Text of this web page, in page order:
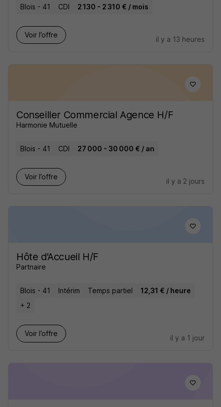
Blois - 41 CDI 2 130 - 2 310 € / mois
Voir l’offre
il y a 13 heures
Conseiller Commercial Agence H/F
Harmonie Mutuelle
Blois - 41 CDI 27 000 - 30 000 € / an
Voir l’offre
il y a 2 jours
Hôte d'Accueil H/F
Partnaire
Blois - 41 Intérim Temps partiel
12,31 € / heure
+ 2
Voir l’offre
il y a 1 jour